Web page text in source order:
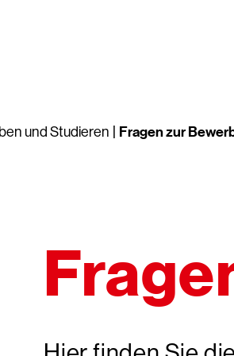
und Studieren Fragen zur